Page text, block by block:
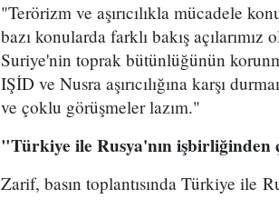
"Terörizm ve aşırıcılıkla mücadele
bazı konularda farklı bakış
Suriye'nin toprak bütünlüğünün
IŞİD ve Nusra aşırıcılığına karşı
ve çoklu görüşmeler lazım."
"Türkiye ile Rusya'nın işbirliğinden
Zarif, basın toplantısında Türkiye ile